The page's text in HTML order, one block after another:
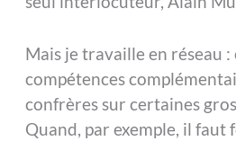
Mais je travaille en réseau :
compétences
confrères sur certaines
Quand, par exemple, il faut